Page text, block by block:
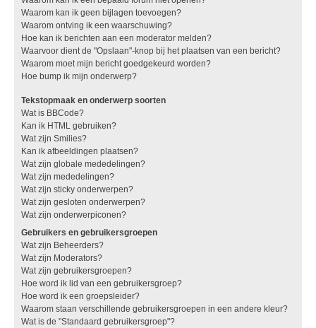
Waarom kan ik geen bijlagen toevoegen?
Waarom ontving ik een waarschuwing?
Hoe kan ik berichten aan een moderator melden?
Waarvoor dient de "Opslaan"-knop bij het plaatsen van een bericht?
Waarom moet mijn bericht goedgekeurd worden?
Hoe bump ik mijn onderwerp?
Tekstopmaak en onderwerp soorten
Wat is BBCode?
Kan ik HTML gebruiken?
Wat zijn Smilies?
Kan ik afbeeldingen plaatsen?
Wat zijn globale mededelingen?
Wat zijn mededelingen?
Wat zijn sticky onderwerpen?
Wat zijn gesloten onderwerpen?
Wat zijn onderwerpiconen?
Gebruikers en gebruikersgroepen
Wat zijn Beheerders?
Wat zijn Moderators?
Wat zijn gebruikersgroepen?
Hoe word ik lid van een gebruikersgroep?
Hoe word ik een groepsleider?
Waarom staan verschillende gebruikersgroepen in een andere kleur?
Wat is de "Standaard gebruikersgroep"?